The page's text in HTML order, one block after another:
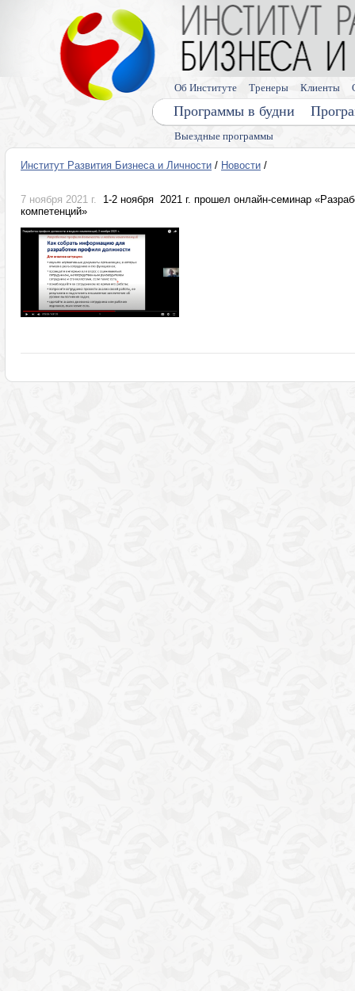
Выездные программы
Программы в будни
Об Институте Тренеры Клиенты
Институт Развития Бизнеса и Личности / Новости /
7 ноября 2021 г. 1-2 ноября 2021 г. прошел онлайн-семинар
компетенций»